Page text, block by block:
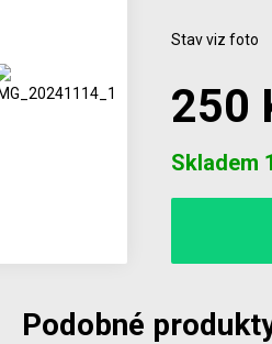
Stav viz foto
250
Skladem
Podobné